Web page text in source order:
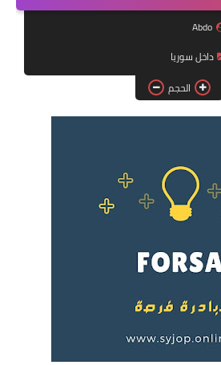
فرص عمل في العراق
فرص عمل في اليمن
دورات تدريبية
Abdo
داخل سوريا
الحجم